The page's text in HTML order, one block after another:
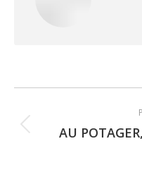
navigation
AU